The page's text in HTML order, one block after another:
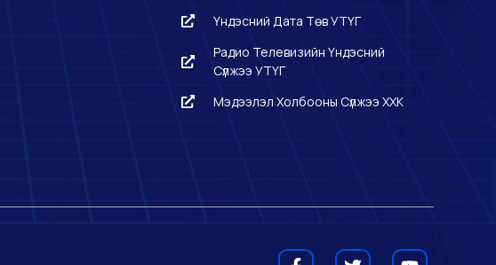
Үндэсний Дата Төв УТҮГ
Радио Телевизийн Үндэсний
Сүлжээ УТҮГ
Мэдээлэл Холбооны Сүлжээ ХХК